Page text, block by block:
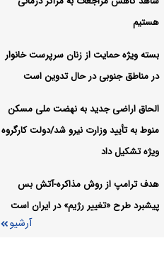
قاسم‌زاده روزنامه‌نگار پیشکسوت را تسلیت
گفت
سیاسی: مسیر اصلاحات آغاز شده و متوقف
نخواهد شد
هستیم
بسته ویژه حمایت از زنان سرپرست خانوار
در مناطق جنوبی در حال تدوین است
الحاق اراضی جدید به نهضت ملی مسکن
منوط به تأیید وزارت نیرو شد/دولت کارگروه
ویژه تشکیل داد
هدف ترامپ از روش مذاکره-آتش بس
پیشبرد طرح «تغییر رژیم» در ایران است
آرشیو